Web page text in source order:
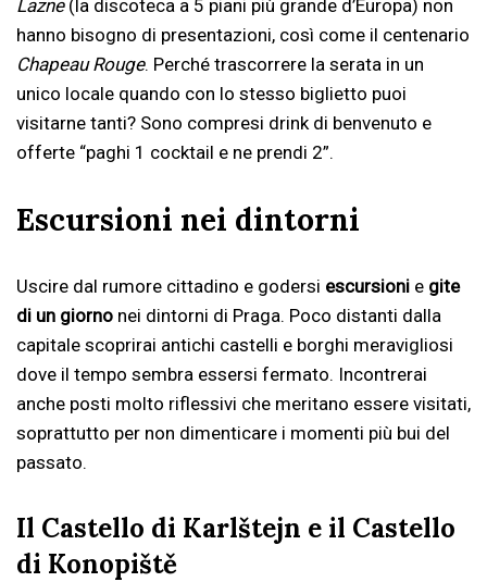
Lazne(la discoteca a 5 piani più grande d’Europa) non
hanno bisogno di presentazioni, così come il centenario
Chapeau Rouge. Perché trascorrere la serata in un
unico locale quando con lo stesso biglietto puoi
visitarne tanti? Sono compresi drink di benvenuto e
offerte “paghi 1 cocktail e ne prendi 2”.
Escursioni nei dintorni
Uscire dal rumore cittadino e godersi escursioni e gite
di un giorno nei dintorni di Praga. Poco distanti dalla
capitale scoprirai antichi castelli e borghi meravigliosi
dove il tempo sembra essersi fermato. Incontrerai
anche posti molto riflessivi che meritano essere visitati,
soprattutto per non dimenticare i momenti più bui del
passato.
Il Castello di Karlštejn e il Castello
di Konopiště